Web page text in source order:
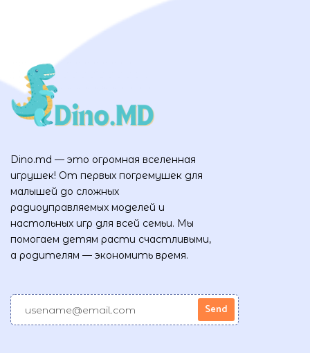
Dino.md — это огромная вселенная
игрушек! От первых погремушек для
малышей до сложных
радиоуправляемых моделей и
настольных игр для всей семьи. Мы
помогаем детям расти счастливыми,
а родителям — экономить время.